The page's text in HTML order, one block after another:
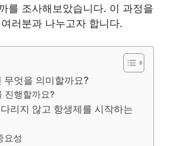
를 조사해보았습니다. 이 과정을
러분과 나누고자 합니다.
무엇을 의미할까요?
진행할까요?
리지 않고 항생제를 시작하는
요성